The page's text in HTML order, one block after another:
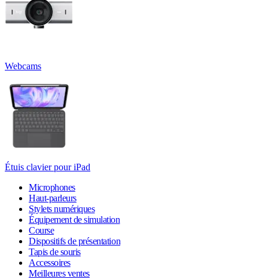
Webcams
Étuis clavier pour iPad
Microphones
Haut-parleurs
Stylets numériques
Équipement de simulation
Course
Dispositifs de présentation
Tapis de souris
Accessoires
Meilleures ventes